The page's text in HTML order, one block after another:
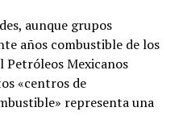
aunque grupos
años combustible de los
Petróleos Mexicanos
«centros de
representa una